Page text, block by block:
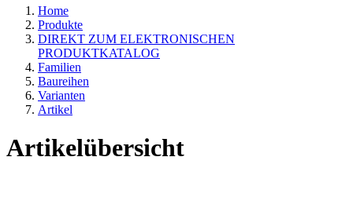
Home
Produkte
DIREKT ZUM ELEKTRONISCHEN
PRODUKTKATALOG
Familien
Baureihen
Varianten
Artikel
Artikelübersicht